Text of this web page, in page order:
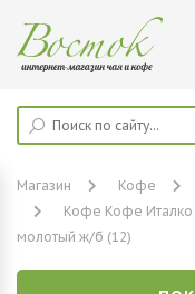
Магазин Кофе
Кофе Кофе Италко
молотый ж/б (12)